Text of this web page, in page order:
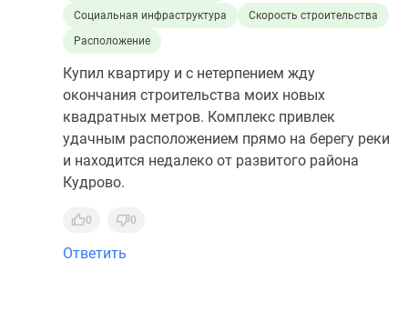
Социальная инфраструктура
Скорость строительства
Расположение
Купил квартиру и с нетерпением жду
окончания строительства моих новых
квадратных метров. Комплекс привлек
удачным расположением прямо на берегу реки
и находится недалеко от развитого района
Кудрово.
0 0
Ответить